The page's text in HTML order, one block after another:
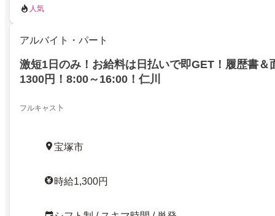
人気
アルバイト・パート
激短1日のみ！お給料は日払いで即GET！履歴書＆
1300円！8:00～16:00！仁川
フルキャス卜
宝塚市
時給1,300円